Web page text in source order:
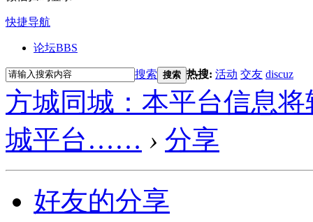
快捷导航
论坛BBS
搜索 搜索 热搜: 活动 交友 discuz
方城同城：本平台信息
城平台…… › 分享
好友的分享